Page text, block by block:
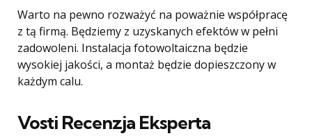
Warto na pewno rozważyć na poważnie współpracę
z tą firmą. Będziemy z uzyskanych efektów w pełni
zadowoleni. Instalacja fotowoltaiczna będzie
wysokiej jakości, a montaż będzie dopieszczony w
każdym calu.
Vosti Recenzja Eksperta